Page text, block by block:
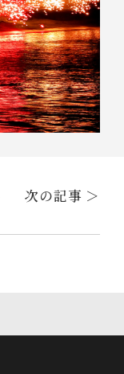
次の記事 ＞